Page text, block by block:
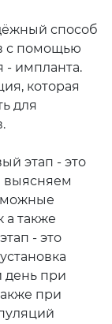
способ
с помощью
- импланта.
которая
для
этап - это
выясняем
а также
- это
день при
при